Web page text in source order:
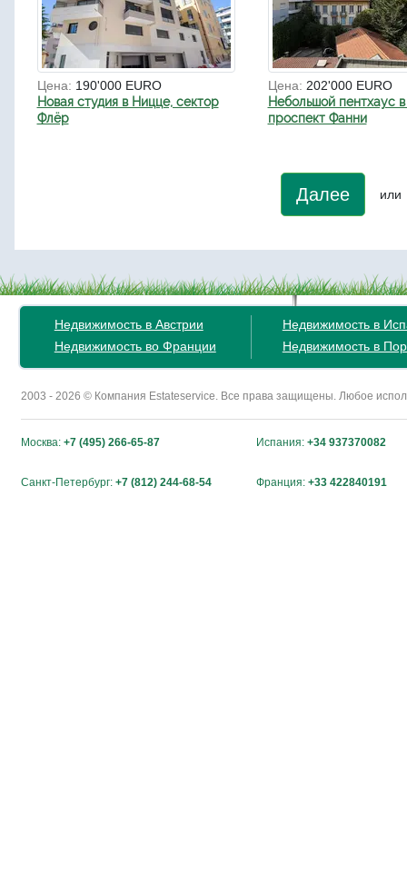
Цена: 190'000 EURO
Новая студия в Ницце, сектор
Флёр
Цена: 202'000 EURO
Небольшой пентхаус
проспект Фанни
Далее или
Недвижимость в Австрии
Недвижимость во Франции
Недвижимость в
Недвижимость в
2003 - 2026 © Компания Estateservice. Все права защищены. Любое
Москва: +7 (495) 266-65-87 Испания: +34 937370082
Санкт-Петербург: +7 (812) 244-68-54 Франция: +33 422840191